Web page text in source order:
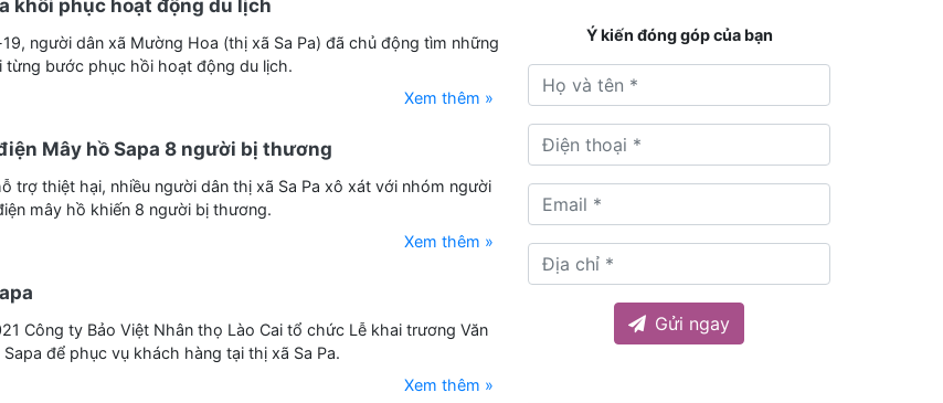
khôi phục hoạt động du lịch
người dân xã Mường Hoa (thị xã Sa Pa) đã chủ động tìm những
từng bước phục hồi hoạt động du lịch.
Xem thêm »
Mây hồ Sapa 8 người bị thương
trợ thiệt hại, nhiều người dân thị xã Sa Pa xô xát với nhóm người
mây hồ khiến 8 người bị thương.
Xem thêm »
Công ty Bảo Việt Nhân thọ Lào Cai tổ chức Lễ khai trương Văn
để phục vụ khách hàng tại thị xã Sa Pa.
Xem thêm »
Ý kiến đóng góp của bạn
Gửi ngay